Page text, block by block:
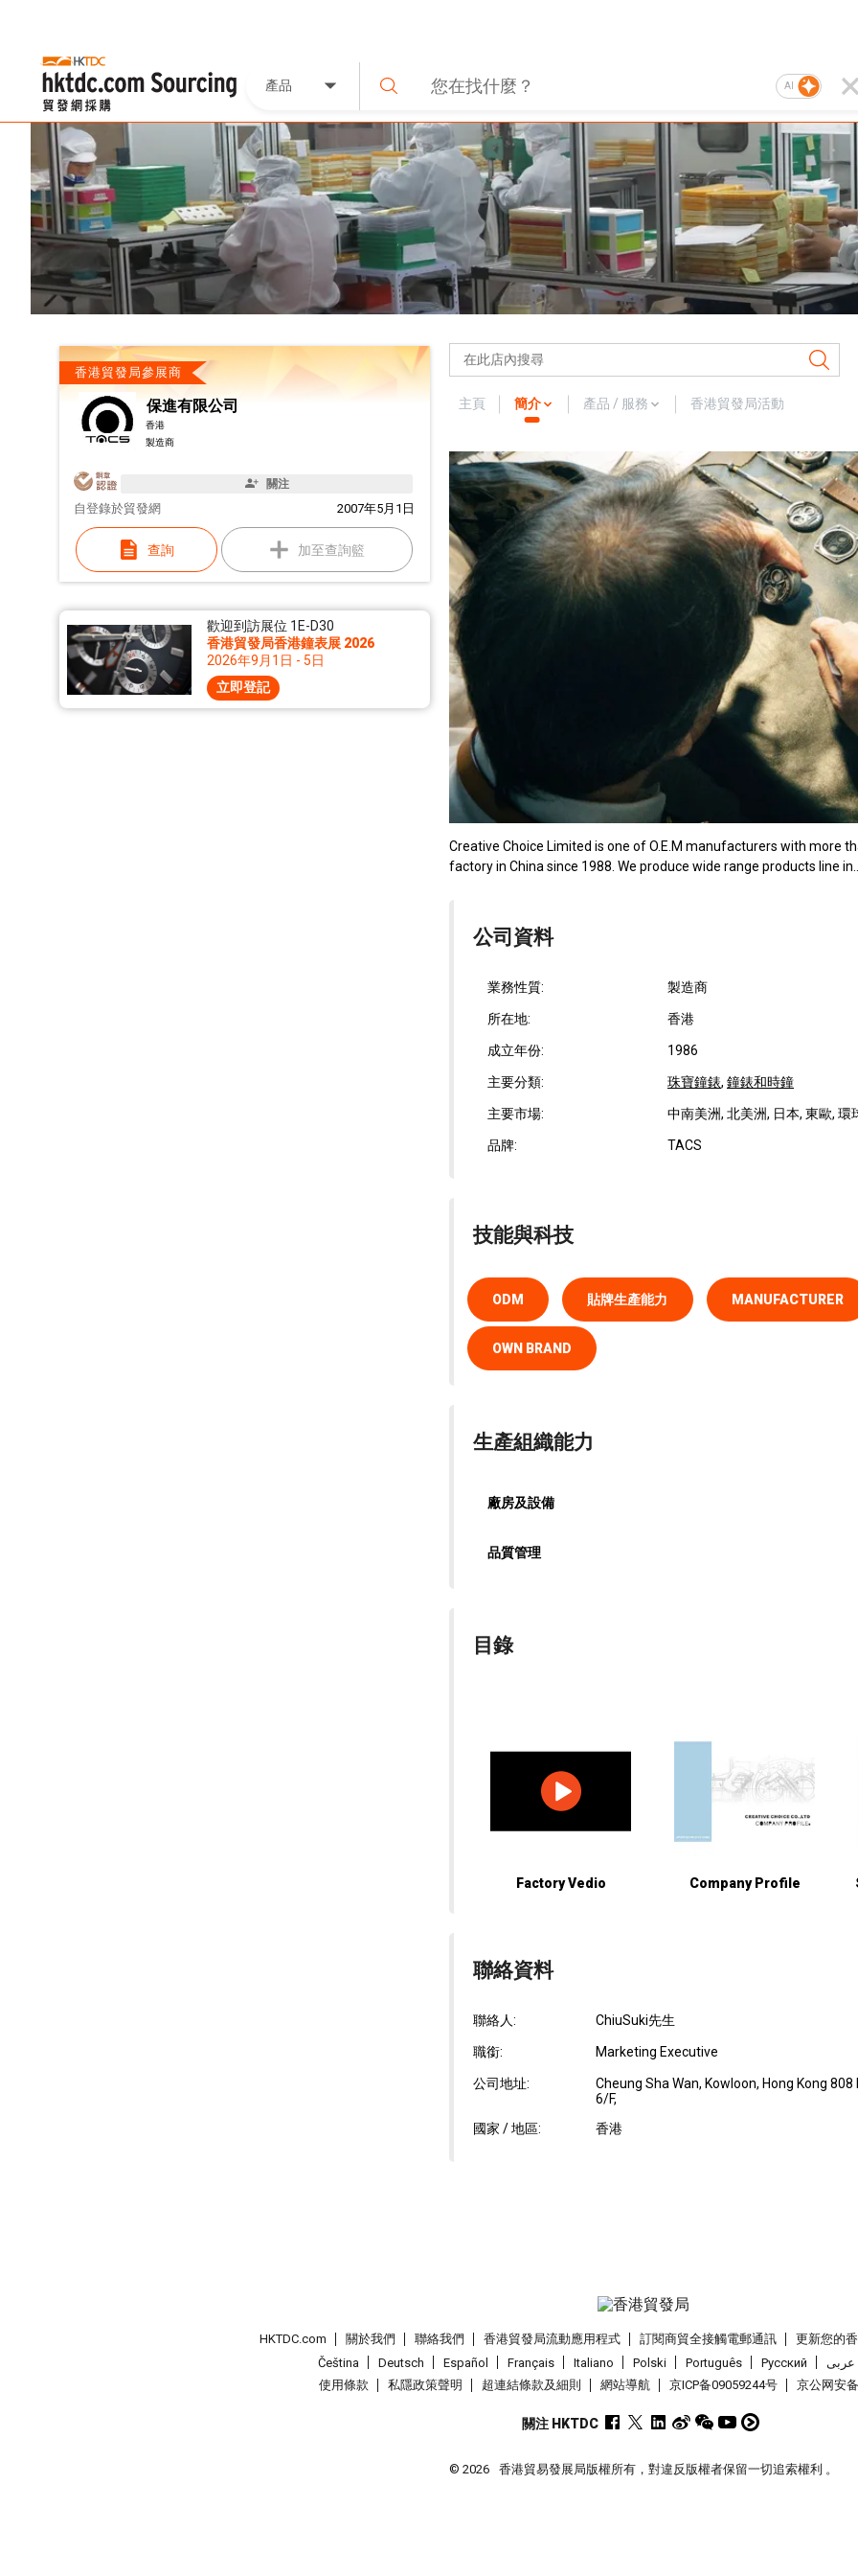
產品 AI
香港貿發局參展商
保進有限公司
香港
製造商
關注
自 2007年5月1日
登錄於貿發網
查詢 加至查詢籃
歡迎到訪展位 1E-D30
香港貿發局香港鐘表展 2026
2026年9月1日 - 5日
立即登記
主頁 簡介 產品 / 服務 香港貿發局活動
Creative Choice Limited is one of O.E.M manufacturers with more
factory in China since 1988. We produce wide range products line in...
公司資料
業務性質: 製造商
所在地: 香港
成立年份: 1986
主要分類: 珠寶鐘錶, 鐘錶和時鐘
主要市場: 中南美洲, 北美洲, 日本, 東歐, 環
品牌: TACS
技能與科技
ODM 貼牌生產能力 MANUFACTURER
OWN BRAND
生產組織能力
廠房及設備
品質管理
目錄
Factory Vedio Company Profile
聯絡資料
聯絡人: ChiuSuki先生
職銜: Marketing Executive
公司地址:
Cheung Sha Wan, Kowloon, Hong Kong
6/F,
國家 / 地區:
香港
HKTDC.com 關於我們 聯絡我們 香港貿發局流動應用程式 訂閱商貿全接觸電郵通訊 更新您的
Čeština
Deutsch Español Français Italiano Polski Português Pусский عربى
使用條款
私隱政策聲明 超連結條款及細則 網站導航 京ICP备09059244号 京公网安
關注 HKTDC
© 2026 香港貿易發展局版權所有，對違反版權者保留一切追索權利 。